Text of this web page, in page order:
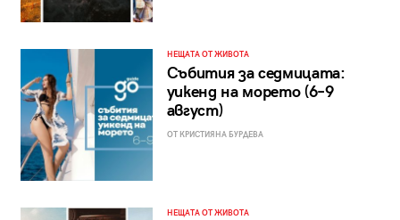
НЕЩАТА ОТ ЖИВОТА
Събития за седмицата:
уикенд на морето (6–9
август)
ОТ КРИСТИЯНА БУРДЕВА
НЕЩАТА ОТ ЖИВОТА